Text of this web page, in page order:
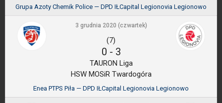
Grupa Azoty Chemik Police — DPD IŁCapital Legionovia Legionowo
3 grudnia 2020 (czwartek)
(7)
0 - 3
TAURON Liga
HSW MOSiR Twardogóra
Enea PTPS Piła — DPD IŁCapital Legionovia Legionowo